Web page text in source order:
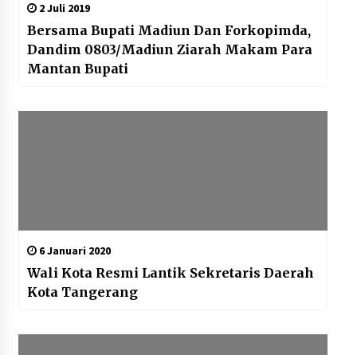
2 Juli 2019
Bersama Bupati Madiun Dan Forkopimda,
Dandim 0803/Madiun Ziarah Makam Para
Mantan Bupati
6 Januari 2020
Wali Kota Resmi Lantik Sekretaris Daerah
Kota Tangerang